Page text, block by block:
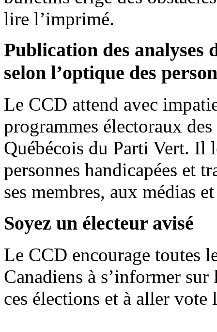
lire l’imprimé.
Publication des analyses
selon l’optique des
Le CCD attend avec
programmes électoraux
Québécois du Parti Vert. Il
personnes handicapées et
ses membres, aux médias
Soyez un électeur avisé
Le CCD encourage toutes
Canadiens à s’informer
ces élections et à aller